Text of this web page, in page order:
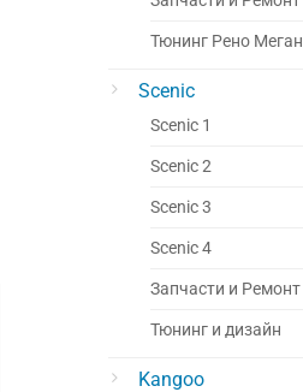
Тюнинг Рено Меган
Scenic
Scenic 1
Scenic 2
Scenic 3
Scenic 4
Запчасти и Ремонт
Тюнинг и дизайн
Kangoo